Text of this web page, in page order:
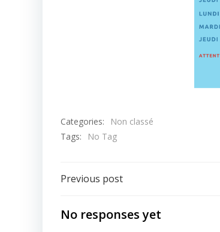
Categories:
Non classé
Tags:
No Tag
Post
navigation
Previous post
No responses yet